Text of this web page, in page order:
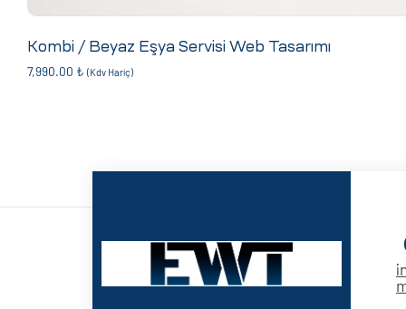
Kombi / Beyaz Eşya Servisi Web Tasarımı
7,990.00 ₺ (Kdv Hariç)